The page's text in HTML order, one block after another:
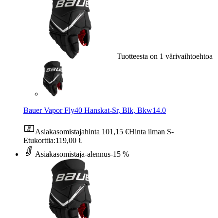
Tuotteesta on 1 värivaihtoehtoa
Bauer Vapor Fly40 Hanskat-Sr, Blk, Bkw14.0
Asiakasomistajahinta 101,15 €Hinta ilman S-
Etukorttia:119,00 €
Asiakasomistaja-alennus-15 %